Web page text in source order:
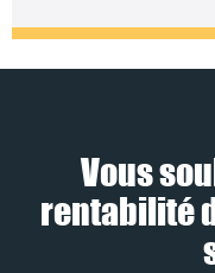
Vous
rentabilité